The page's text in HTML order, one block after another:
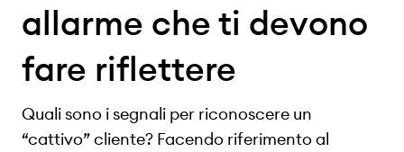
allarme che ti devono
fare riflettere
Quali sono i segnali per riconoscere un
“cattivo” cliente? Facendo riferimento al